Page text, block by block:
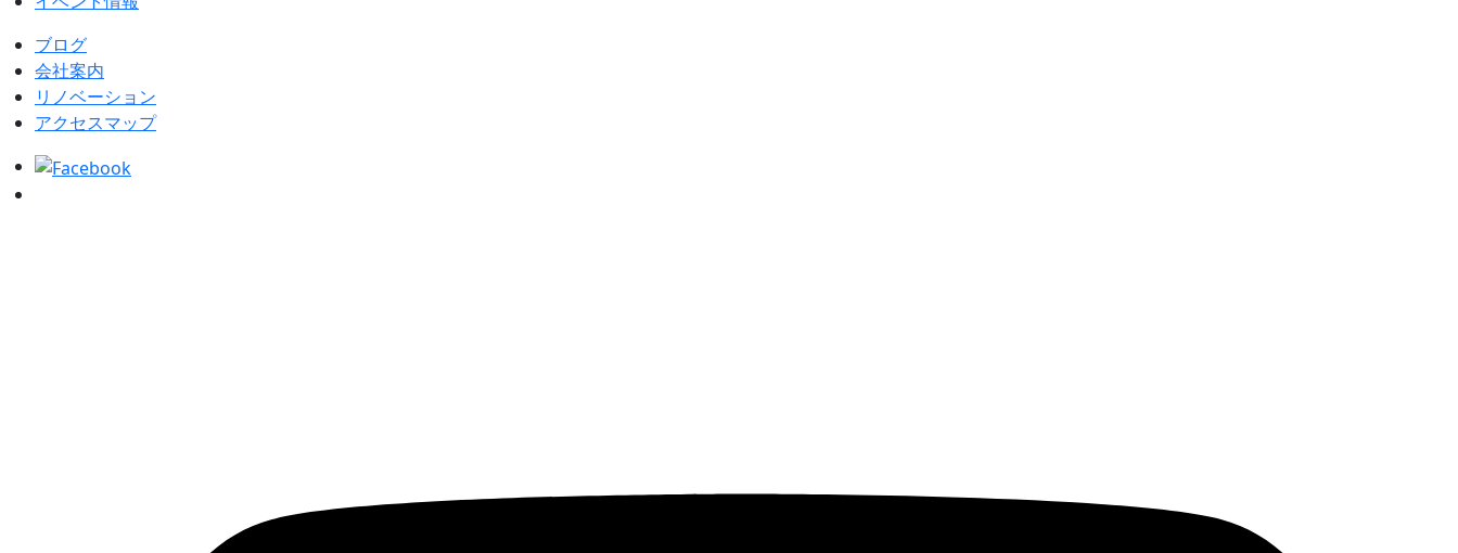
ブログ
会社案内
リノベーション
アクセスマップ